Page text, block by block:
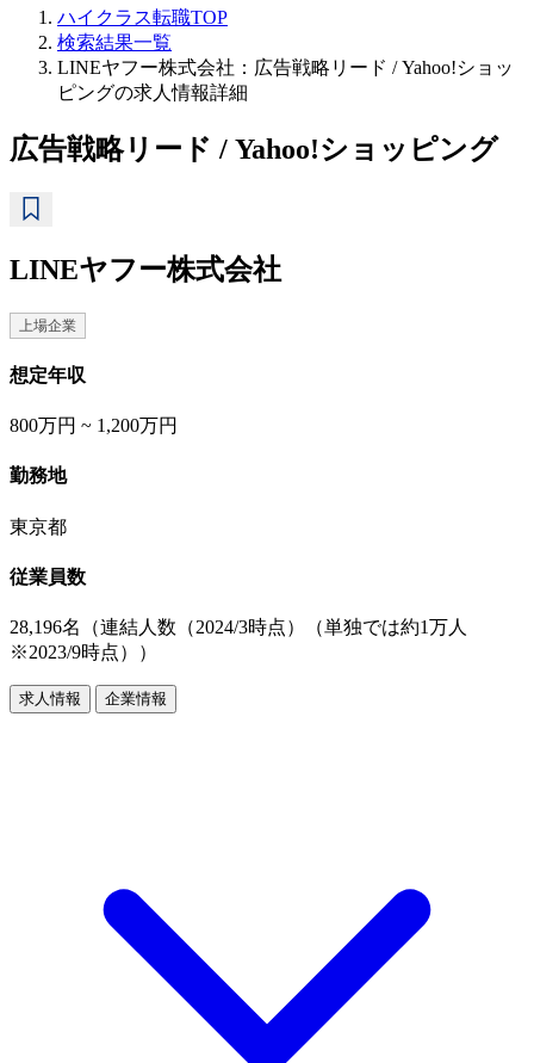
ハイクラス転職TOP
検索結果一覧
LINEヤフー株式会社：広告戦略リード / Yahoo!ショッ
ピングの求人情報詳細
広告戦略リード / Yahoo!ショッピング
LINEヤフー株式会社
上場企業
想定年収
800万円 ~ 1,200万円
勤務地
東京都
従業員数
28,196名（連結人数（2024/3時点）（単独では約1万人
※2023/9時点））
求人情報 企業情報